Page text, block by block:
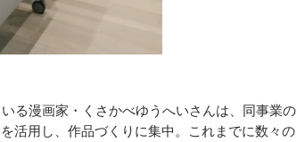
る漫画家・くさかべゆうへいさんは、同事業の
活用し、作品づくりに集中。これまでに数々の